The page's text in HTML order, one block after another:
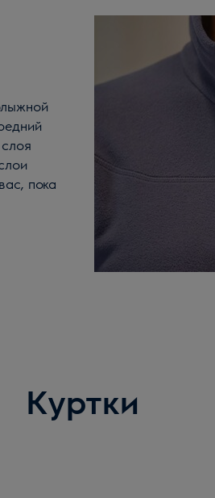
пока
Куртки